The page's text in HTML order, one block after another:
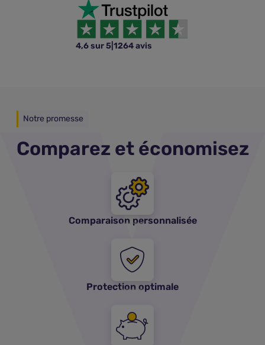
4,6 sur 5 1264 avis
Notre promesse
Comparez et économisez
Comparaison personnalisée
Protection optimale